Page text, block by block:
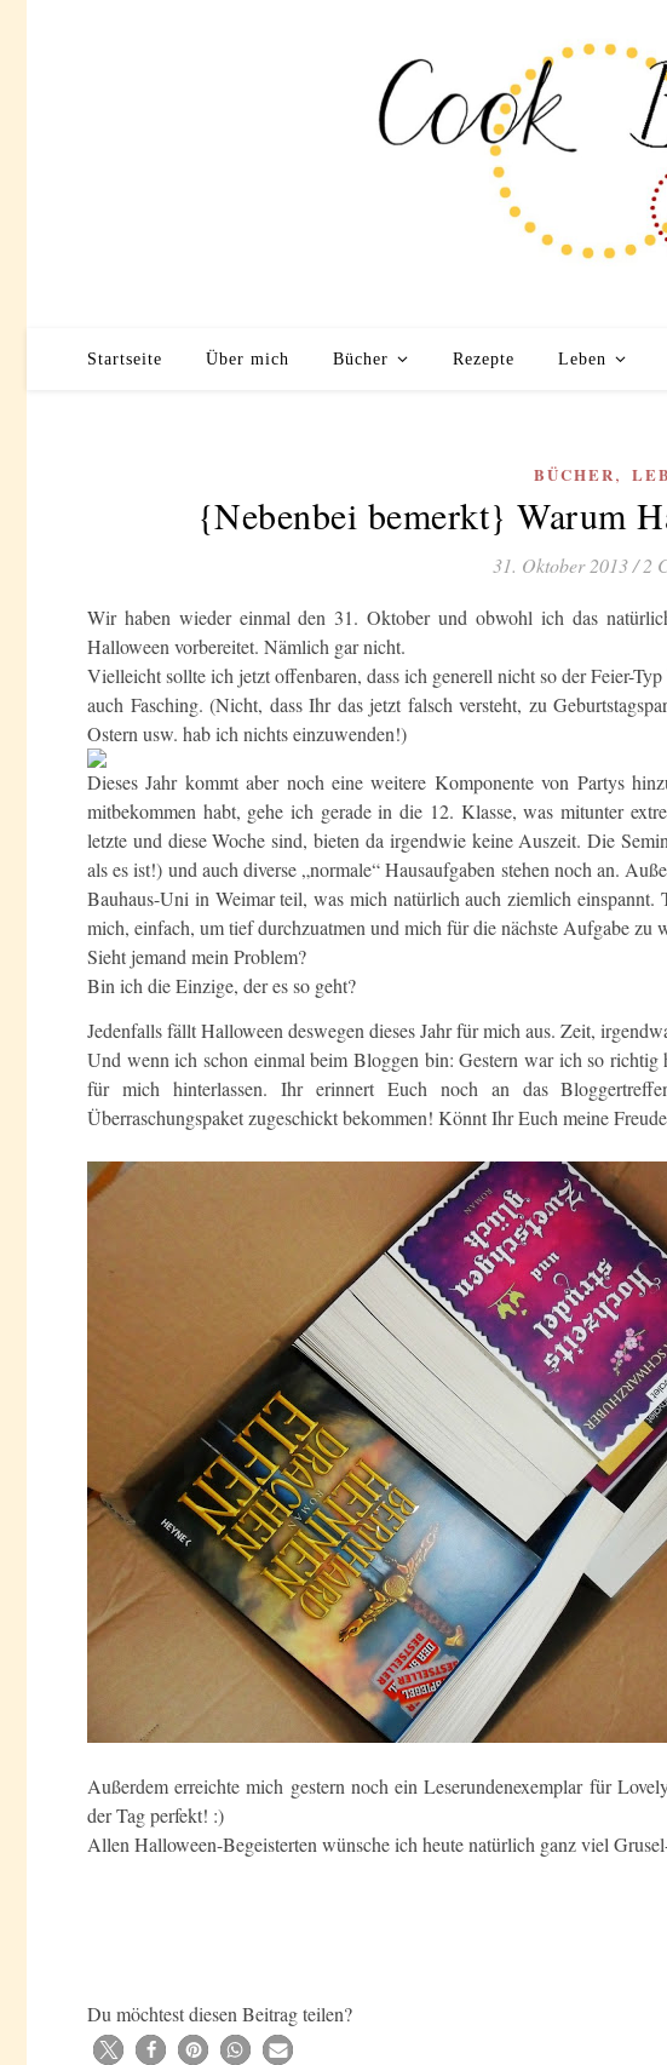
Startseite Über mich Bücher Rezepte Leben
BÜCHER ,
{Nebenbei bemerkt} Warum
31. Oktober 2013 / 2
Wir haben wieder einmal den 31. Oktober und obwohl ich das
Halloween vorbereitet. Nämlich gar nicht.
Vielleicht sollte ich jetzt offenbaren, dass ich generell nicht so der Feier-
auch Fasching. (Nicht, dass Ihr das jetzt falsch versteht, zu
Ostern usw. hab ich nichts einzuwenden!)
Dieses Jahr kommt aber noch eine weitere Komponente von Partys
mitbekommen habt, gehe ich gerade in die 12. Klasse, was mitunter
letzte und diese Woche sind, bieten da irgendwie keine Auszeit. Die
als es ist!) und auch diverse „normale“ Hausaufgaben stehen noch an.
Bauhaus-Uni in Weimar teil, was mich natürlich auch ziemlich
mich, einfach, um tief durchzuatmen und mich für die nächste Aufgabe zu
Sieht jemand mein Problem?
Bin ich die Einzige, der es so geht?
Jedenfalls fällt Halloween deswegen dieses Jahr für mich aus. Zeit,
Und wenn ich schon einmal beim Bloggen bin: Gestern war ich so richtig
für mich hinterlassen. Ihr erinnert Euch noch an das
Überraschungspaket zugeschickt bekommen! Könnt Ihr Euch meine
Außerdem erreichte mich gestern noch ein Leserundenexemplar für
der Tag perfekt! :)
Allen Halloween-Begeisterten wünsche ich heute natürlich ganz viel
Du möchtest diesen Beitrag teilen?